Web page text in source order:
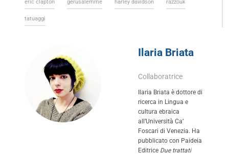
eric clapton gerusalemme harley davidson razzouk
tatuaggi
Ilaria Briata
Collaboratrice
Ilaria Briata è dottore di
ricerca in Lingua e
cultura ebraica
all’Università Ca’
Foscari di Venezia. Ha
pubblicato con Paideia
Editrice Due trattati